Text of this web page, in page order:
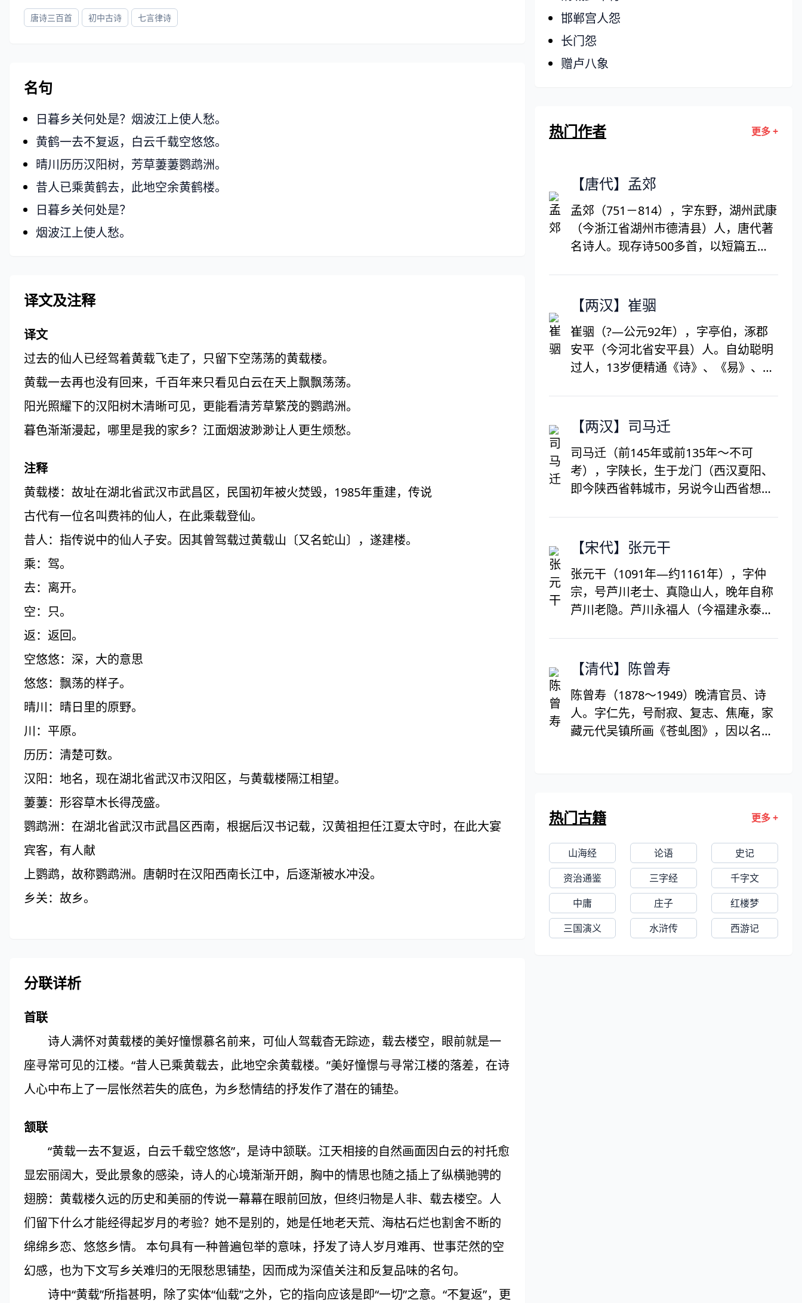
唐诗三百首 初中古诗 七言律诗
名句
日暮乡关何处是？烟波江上使人愁。
黄鹤一去不复返，白云千载空悠悠。
晴川历历汉阳树，芳草萋萋鹦鹉洲。
昔人已乘黄鹤去，此地空余黄鹤楼。
日暮乡关何处是？
烟波江上使人愁。
译文及注释
译文
过去的仙人已经驾着黄载飞走了，只留下空荡荡的黄载楼。
黄载一去再也没有回来，千百年来只看见白云在天上飘飘荡荡。
阳光照耀下的汉阳树木清晰可见，更能看清芳草繁茂的鹦鹉洲。
暮色渐渐漫起，哪里是我的家乡？江面烟波渺渺让人更生烦愁。
注释
黄载楼：故址在湖北省武汉市武昌区，民国初年被火焚毁，1985年重建，传说
古代有一位名叫费祎的仙人，在此乘载登仙。
昔人：指传说中的仙人子安。因其曾驾载过黄载山〔又名蛇山〕，遂建楼。
乘：驾。
去：离开。
空：只。
返：返回。
空悠悠：深，大的意思
悠悠：飘荡的样子。
晴川：晴日里的原野。
川：平原。
历历：清楚可数。
汉阳：地名，现在湖北省武汉市汉阳区，与黄载楼隔江相望。
萋萋：形容草木长得茂盛。
鹦鹉洲：在湖北省武汉市武昌区西南，根据后汉书记载，汉黄祖担任江夏太守时，在此大宴
宾客，有人献
上鹦鹉，故称鹦鹉洲。唐朝时在汉阳西南长江中，后逐渐被水冲没。
乡关：故乡。
分联详析
首联
诗人满怀对黄载楼的美好憧憬慕名前来，可仙人驾载杳无踪迹，载去楼空，眼前就是一
座寻常可见的江楼。“昔人已乘黄载去，此地空余黄载楼。”美好憧憬与寻常江楼的落差，在诗
人心中布上了一层怅然若失的底色，为乡愁情结的抒发作了潜在的铺垫。
颔联
“黄载一去不复返，白云千载空悠悠”，是诗中颔联。江天相接的自然画面因白云的衬托愈
显宏丽阔大，受此景象的感染，诗人的心境渐渐开朗，胸中的情思也随之插上了纵横驰骋的
翅膀：黄载楼久远的历史和美丽的传说一幕幕在眼前回放，但终归物是人非、载去楼空。人
们留下什么才能经得起岁月的考验？她不是别的，她是任地老天荒、海枯石烂也割舍不断的
绵绵乡恋、悠悠乡情。 本句具有一种普遍包举的意味，抒发了诗人岁月难再、世事茫然的空
幻感，也为下文写乡关难归的无限愁思铺垫，因而成为深值关注和反复品味的名句。
诗中“黄载”所指甚明，除了实体“仙载”之外，它的指向应该是即“一切”之意。“不复返”，更
邯郸宫人怨
长门怨
赠卢八象
热门作者 更多 +
【唐代】孟郊
孟郊（751－814），字东野，湖州武康
（今浙江省湖州市德清县）人，唐代著
名诗人。现存诗500多首，以短篇五古
九年（814年），在阌乡（今河南灵
孟诗今传本《孟东野诗集》10卷。代表
诗作有《游子吟》《登科后》等。
【两汉】崔骃
崔骃（?—公元92年），字亭伯，涿郡
安平（今河北省安平县）人。自幼聪明
过人，13岁便精通《诗》、《易》、
名。章帝时，他写了《四巡颂》，颂扬
视。窦太后当政时，曾经在窦宪府内任
主簿。窦宪横暴骄恣，他屡次讽谏劝
阻。窦宪不能容忍，便让他出任长岑
【两汉】司马迁
司马迁（前145年或前135年～不可
考），字陕长，生于龙门（西汉夏阳、
即今陕西省韩城市，另说今山西省想津
史迁、太史公、历史之父。他以其“究天
识创作了中国第一部纪传体通史《史
记》（原名《太史公书》）。被公认为
是中国史书的典范，该书记载了从上古
史”之首，被鲁迅誉为“史家之绝唱，无
韵之《离骚》”。
【宋代】张元干
张元干（1091年—约1161年），字仲
宗，号芦川老士、真隐山人，晚年自称
芦川老隐。芦川永福人（今福建永泰舍
纲麾下，坚决抗金，力谏死守。曾赋
以他事追赴大理寺除名削籍。元干尔后
漫游江浙等地，客死他乡，卒年约七
十，归葬闽之螺山。张元干与张孝祥一
【清代】陈曾寿
陈曾寿（1878～1949）晚清官员、诗
人。字仁先，号耐寂、复志、焦庵，家
藏元代吴镇所画《苍虬图》，因以名
湖，以遗老自居，后曾参与张勋复辟、
人。其诗工写景，能自造境界，是近代
宋派诗的后起名家，与陈三立、陈衍齐
名，时称海内三陈。
热门古籍 更多 +
山海经 论语
史记
资治通鉴
三字经
千字文
中庸
庄子
红楼梦
三国演义
水浒传 西游记